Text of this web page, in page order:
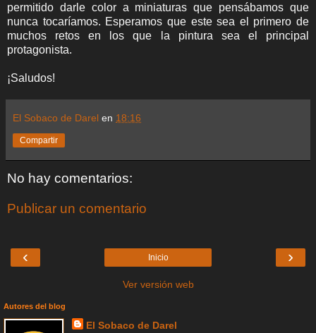
permitido darle color a miniaturas que pensábamos que
nunca tocaríamos. Esperamos que este sea el primero de
muchos retos en los que la pintura sea el principal
protagonista.
¡Saludos!
El Sobaco de Darel en 18:16
Compartir
No hay comentarios:
Publicar un comentario
‹ ›
Inicio
Ver versión web
Autores del blog
El Sobaco de Darel